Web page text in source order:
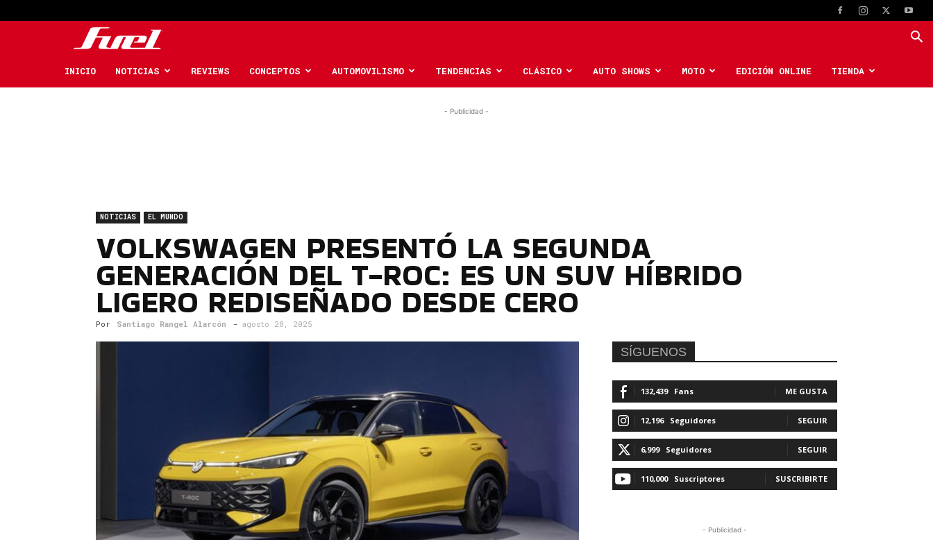
Car
INICIO NOTICIAS REVIEWS CONCEPTOS AUTOMOVILISMO TENDENCIAS CLÁSICO AUTO SHOWS MOTO EDICIÓN ONLINE TIENDA
- Publicidad -
NOTICIAS EL MUNDO
VOLKSWAGEN PRESENTÓ LA SEGUNDA
GENERACIÓN DEL T-ROC: ES UN SUV HÍBRIDO
LIGERO REDISEÑADO DESDE CERO
Por Santiago Rangel Alarcón - agosto 28, 2025
SÍGUENOS
132,439 Fans ME GUSTA
12,196 Seguidores SEGUIR
6,999 Seguidores SEGUIR
110,000 Suscriptores SUSCRIBIRTE
- Publicidad -